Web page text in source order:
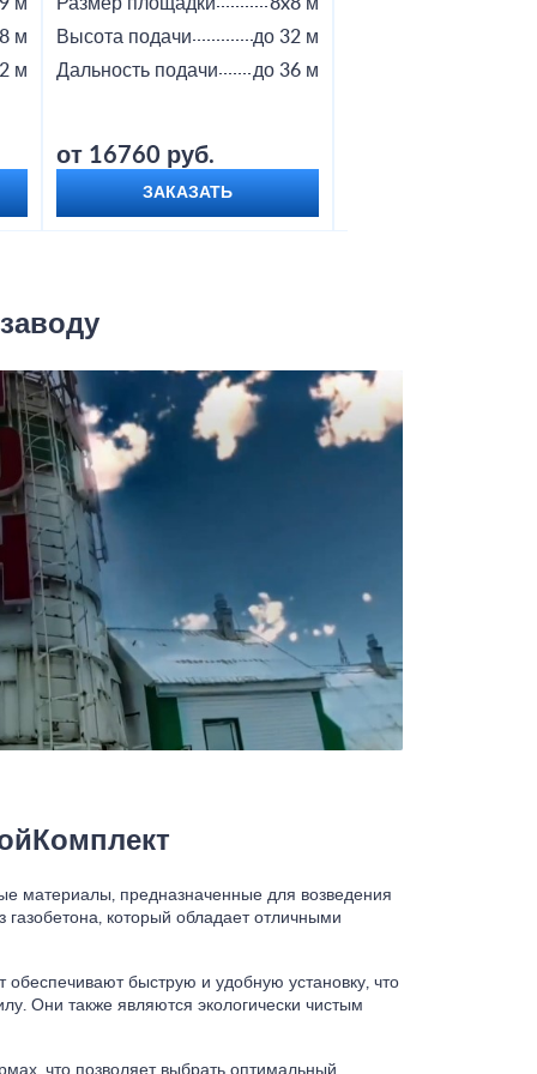
м
м
Высота подачи
до 32 м
Дальность подачи
до 36 м
от 16760 руб.
ЗАКАЗАТЬ
материалы, предназначенные для возведения
газобетона, который обладает отличными
обеспечивают быструю и удобную установку, что
Они также являются экологически чистым
что позволяет выбрать оптимальный